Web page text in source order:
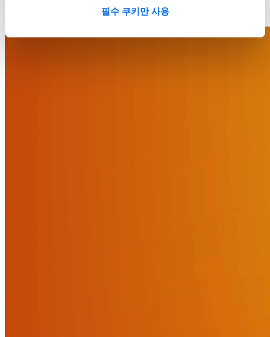
필수 쿠키만 사용